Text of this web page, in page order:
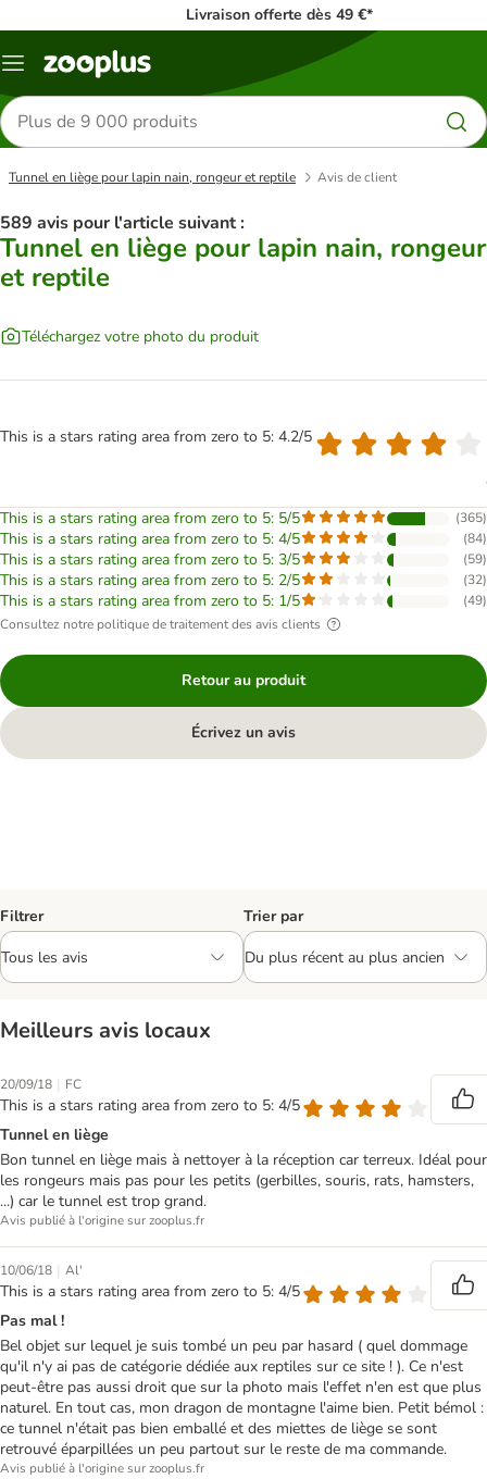
Livraison offerte dès 49 €*
Menu
Rechercher
des
produits
Tunnel en liège pour lapin nain, rongeur et reptile Avis de client
589 avis pour l'article suivant :
Tunnel en liège pour lapin nain, rongeur
et reptile
Téléchargez votre photo du produit
This is a stars rating area from zero to 5: 4.2/5
This is a stars rating area from zero to 5: 5/5 (365)
This is a stars rating area from zero to 5: 4/5 (84)
This is a stars rating area from zero to 5: 3/5 (59)
This is a stars rating area from zero to 5: 2/5 (32)
This is a stars rating area from zero to 5: 1/5 (49)
Consultez notre politique de traitement des avis clients
Retour au produit
Écrivez un avis
Filtrer Trier par
Meilleurs avis locaux
20/09/18 | FC
This is a stars rating area from zero to 5: 4/5
Tunnel en liège
Bon tunnel en liège mais à nettoyer à la réception car terreux. Idéal pour
les rongeurs mais pas pour les petits (gerbilles, souris, rats, hamsters,
...) car le tunnel est trop grand.
Avis publié à l'origine sur zooplus.fr
10/06/18 | Al'
This is a stars rating area from zero to 5: 4/5
Pas mal !
Bel objet sur lequel je suis tombé un peu par hasard ( quel dommage
qu'il n'y ai pas de catégorie dédiée aux reptiles sur ce site ! ). Ce n'est
peut-être pas aussi droit que sur la photo mais l'effet n'en est que plus
naturel. En tout cas, mon dragon de montagne l'aime bien. Petit bémol :
ce tunnel n'était pas bien emballé et des miettes de liège se sont
retrouvé éparpillées un peu partout sur le reste de ma commande.
Avis publié à l'origine sur zooplus.fr